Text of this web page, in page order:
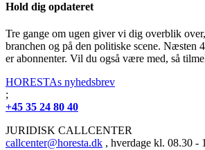
Hold dig opdateret
Tre gange om ugen giver vi dig overblik
branchen og på den politiske scene. Næsten
er abonnenter. Vil du også være med, så
HORESTAs nyhedsbrev
;
+45 35 24 80 40
JURIDISK CALLCENTER
callcenter@horesta.dk , hverdage kl. 08.30 -